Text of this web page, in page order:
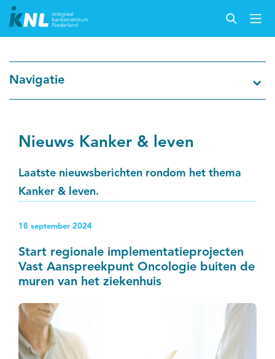
Cijfers over kanker
Thema's
Over IKNL
Palliatieve zorg
IKNL and the NCR
Navigatie
Nieuws Kanker & leven
Laatste nieuwsberichten rondom het thema
Kanker & leven.
18 september 2024
Start regionale implementatieprojecten
Vast Aanspreekpunt Oncologie buiten de
muren van het ziekenhuis